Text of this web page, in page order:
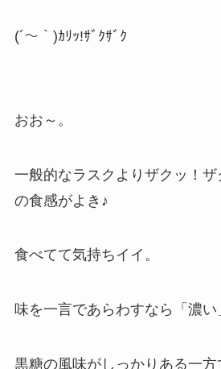
(´～｀)ｶﾘｯ!ｻﾞｸｻﾞｸ
おお～。
一般的なラスクよりザクッ！
の食感がよき♪
食べてて気持ちイイ。
味を一言であらわすなら「濃い
黒糖の風味がしっかりある一